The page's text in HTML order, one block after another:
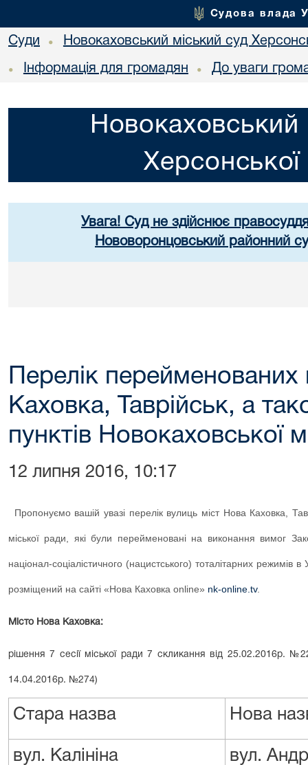
Судова влада
Суди • Новокаховський міський суд
• Інформація для громадян • До уваги
Новокаховський
Херсонської
Увага! Суд не здійснює
Нововоронцовський районний
Перелік
Каховка, Таврійськ, а
пунктів Новокаховської
12 липня 2016, 10:17
Пропонуємо вашій увазі перелік вулиць міст Нова Каховка,
міської ради, які були перейменовані на виконання вимог
націонал-соціалістичного (нацистського) тоталітарних режимів
розміщений на сайті «Нова Каховка online» nk-online.tv.
Місто Нова Каховка:
рішення 7 сесії міської ради 7 скликання від 25.02.2016р.
14.04.2016р. №274)
Стара назва Нова
вул. Калініна вул.